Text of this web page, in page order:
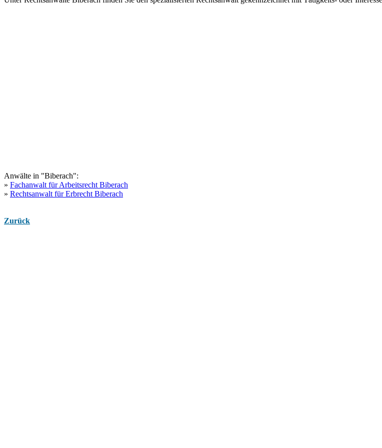
Anwälte in "Biberach":
» Fachanwalt für Arbeitsrecht Biberach
» Rechtsanwalt für Erbrecht Biberach
Zurück